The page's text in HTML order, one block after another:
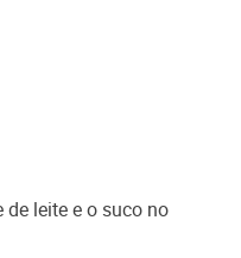
de leite e o suco no